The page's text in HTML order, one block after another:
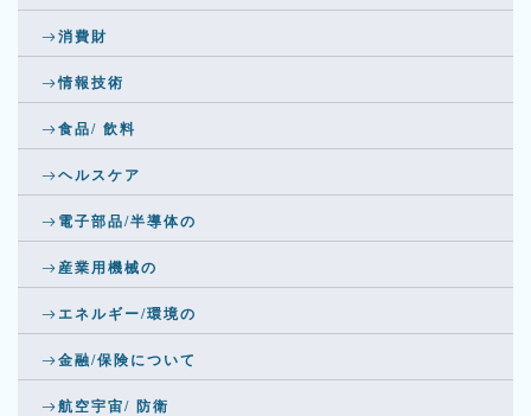
消費財
情報技術
食品/ 飲料
ヘルスケア
電子部品/半導体の
産業用機械の
エネルギー/環境の
金融/保険について
航空宇宙/ 防衛